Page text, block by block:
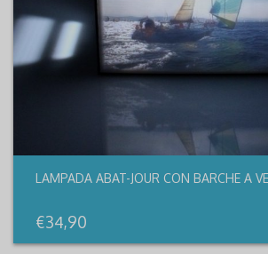
LAMPADA ABAT-JOUR CON BARCHE A
€34,90